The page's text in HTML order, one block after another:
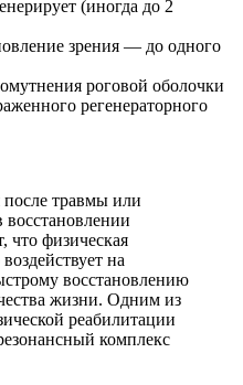
(иногда до 2
зрения — до одного
роговой оболочки
регенераторного
после травмы или
что физическая
на
восстановлению
жизни. Одним из
реабилитации
комплекс